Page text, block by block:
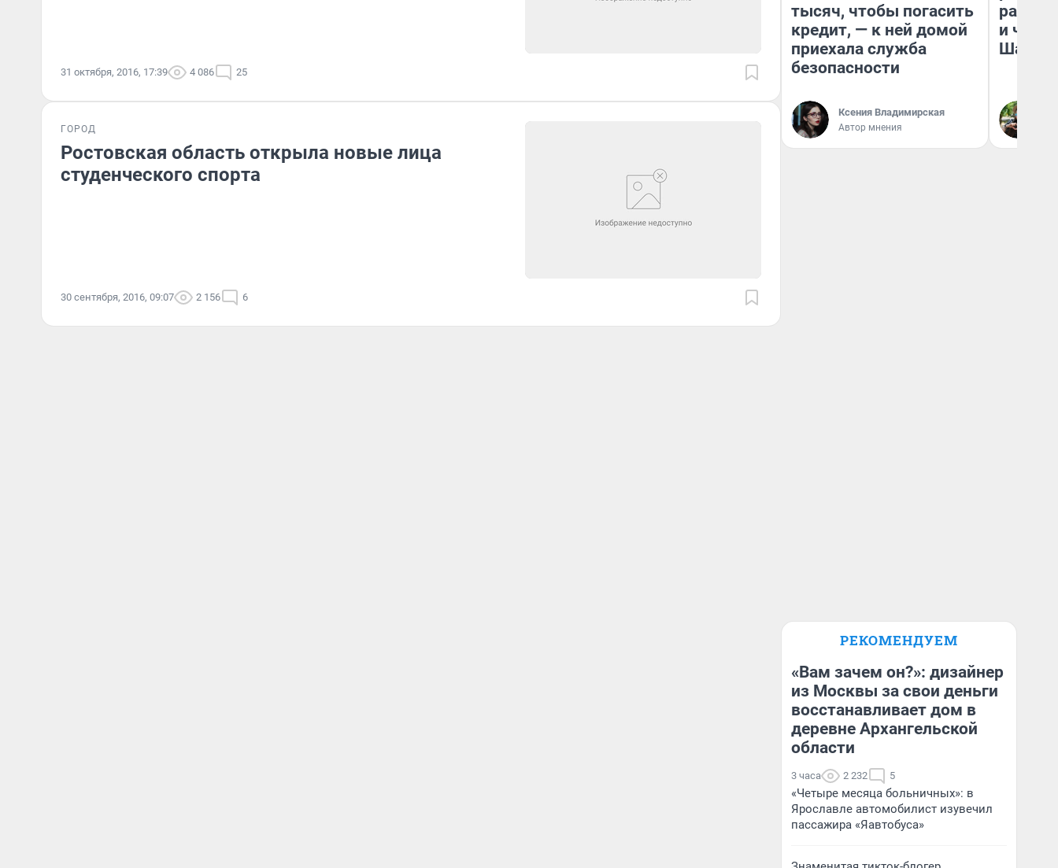
31 октября, 2016, 17:39 4 086 25
ГОРОД
Ростовская область открыла новые лица
студенческого спорта
30 сентября, 2016, 09:07 2 156 6
тысяч, чтобы погасить
кредит, — к ней домой
приехала служба
безопасности
Ксения Владимирская
Автор мнения
и чем
РЕКОМЕНДУЕМ
«Вам зачем он?»: дизайнер
из Москвы за свои деньги
восстанавливает дом в
деревне Архангельской
области
3 часа 2 232 5
«Четыре месяца больничных»: в
Ярославле автомобилист изувечил
пассажира «Яавтобуса»